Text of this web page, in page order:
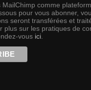
MailChimp comme
pour vous abonner,
seront transférées et
plus sur les pratiques de
vous ici.